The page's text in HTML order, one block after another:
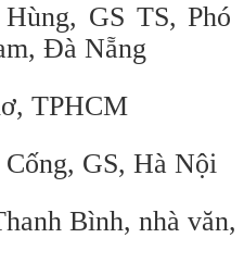
GS TS,
Đà Nẵng
TPHCM
GS, Hà Nội
Bình, nhà